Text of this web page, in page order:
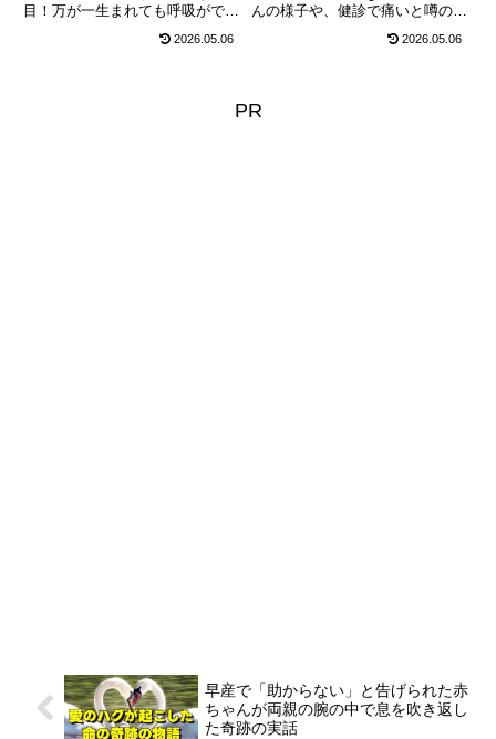
目！万が一生まれても呼吸ができ
マは胃の圧迫や歩くのも辛い恥骨
2026.05.06
んの様子や、健診で痛いと噂の
真実、陣痛を促すジンクス、いつ
2026.05.06
PR
早産で「助からない」と告げられた赤
ちゃんが両親の腕の中で息を吹き返し
た奇跡の実話